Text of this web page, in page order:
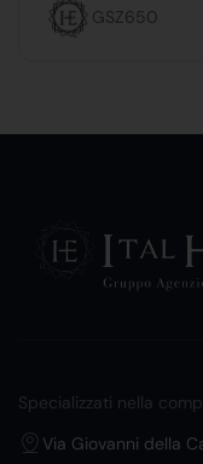
GSZ650
Specializzati nella
Via Giovanni della